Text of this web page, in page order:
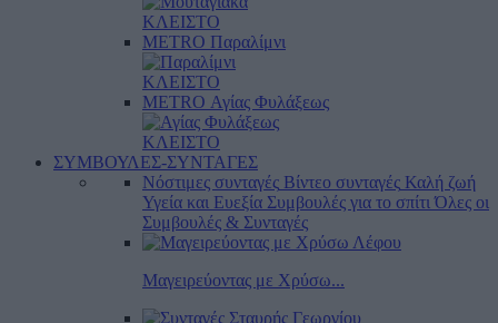
ΚΛΕΙΣΤΟ
METRO Παραλίμνι
ΚΛΕΙΣΤΟ
METRO Αγίας Φυλάξεως
ΚΛΕΙΣΤΟ
ΣΥΜΒΟΥΛΕΣ-ΣΥΝΤΑΓΕΣ
Νόστιμες συνταγές Βίντεο συνταγές Καλή ζωή
Υγεία και Ευεξία Συμβουλές για το σπίτι Όλες οι
Συμβουλές & Συνταγές
Μαγειρεύοντας με Χρύσω...